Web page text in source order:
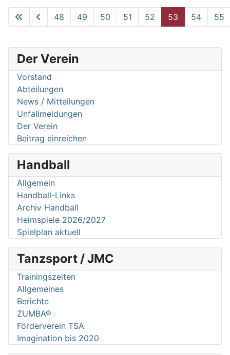
Der Verein
Vorstand
Abteilungen
News / Mitteilungen
Unfallmeldungen
Der Verein
Beitrag einreichen
Handball
Allgemein
Handball-Links
Archiv Handball
Heimspiele 2026/2027
Spielplan aktuell
Tanzsport / JMC
Trainingszeiten
Allgemeines
Berichte
ZUMBA®
Förderverein TSA
Imagination bis 2020
Seite 53 von 62
48 49 50 51 52 53 54 55